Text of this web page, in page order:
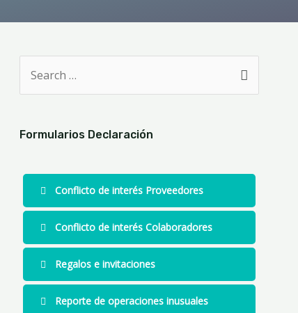
Formularios Declaración
Conflicto de interés Proveedores
Conflicto de interés Colaboradores
Regalos e invitaciones
Reporte de operaciones inusuales